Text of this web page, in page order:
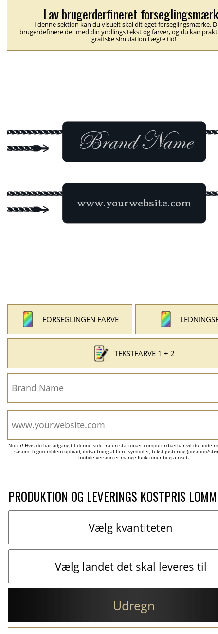
Lav brugerderfineret
I denne sektion kan du visuelt skal dit eget forseglingsmærke.
brugerdefinere det med din yndlings tekst og farver, og du kan
grafiske simulation i ægte tid!
FORSEGLINGEN FARVE
TEKSTFARVE 1 + 2
Noter! Hvis du har adgang til denne side fra en stationær computer/bærbar vil du finde
såsom: logo/emblem upload, indsætning af flere symboler, tekst justering (position/
mobile version er mange funktioner begrænset.
PRODUKTION OG LEVERINGS KOSTPRIS
Udregn